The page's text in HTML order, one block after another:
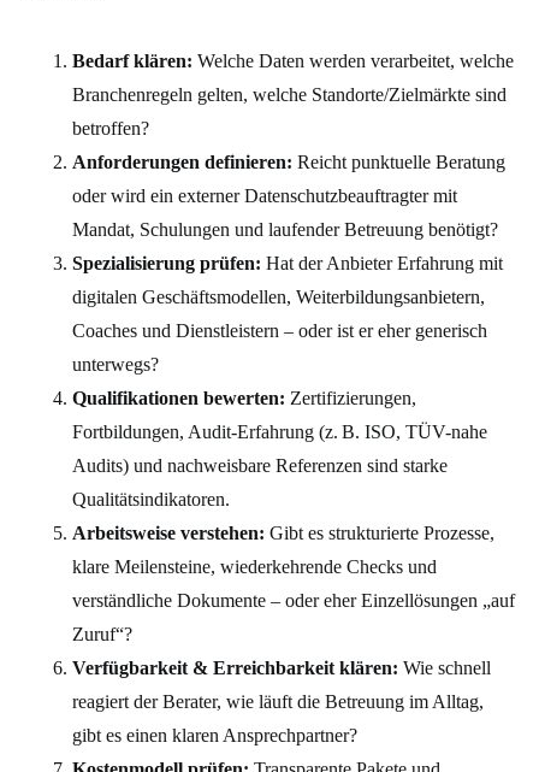
Bedarf klären: Welche Daten werden verarbeitet, welche
Branchenregeln gelten, welche Standorte/Zielmärkte sind
betroffen?
Anforderungen definieren: Reicht punktuelle Beratung
oder wird ein externer Datenschutzbeauftragter mit
Mandat, Schulungen und laufender Betreuung benötigt?
Spezialisierung prüfen: Hat der Anbieter Erfahrung mit
digitalen Geschäftsmodellen, Weiterbildungsanbietern,
Coaches und Dienstleistern – oder ist er eher generisch
unterwegs?
Qualifikationen bewerten: Zertifizierungen,
Fortbildungen, Audit-Erfahrung (z. B. ISO, TÜV-nahe
Audits) und nachweisbare Referenzen sind starke
Qualitätsindikatoren.
Arbeitsweise verstehen: Gibt es strukturierte Prozesse,
klare Meilensteine, wiederkehrende Checks und
verständliche Dokumente – oder eher Einzellösungen „auf
Zuruf“?
Verfügbarkeit & Erreichbarkeit klären: Wie schnell
reagiert der Berater, wie läuft die Betreuung im Alltag,
gibt es einen klaren Ansprechpartner?